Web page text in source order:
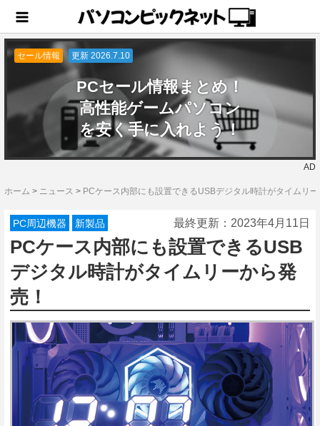
セール情報 更新 2026.7.10
PCセール情報まとめ！
高性能ゲームパソコン
を安く手に入れよう！
AD
ホーム > ニュース > PCケース内部にも設置できるUSBデジタル時計がタイムリ
PC周辺機器 新製品 最終更新： 2023年4月11日
PCケース内部にも設置できるUSB
デジタル時計がタイムリーから発
売！